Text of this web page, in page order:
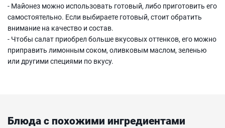
- Майонез можно использовать готовый, либо приготовить его
самостоятельно. Если выбираете готовый, стоит обратить
внимание на качество и состав.
- Чтобы салат приобрел больше вкусовых оттенков, его можно
приправить лимонным соком, оливковым маслом, зеленью
или другими специями по вкусу.
Блюда с похожими ингредиентами